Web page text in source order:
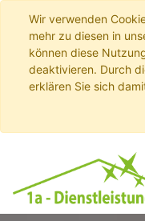
Wir verwenden
mehr zu diesen in
können diese
deaktivieren. Durch
erklären Sie sich